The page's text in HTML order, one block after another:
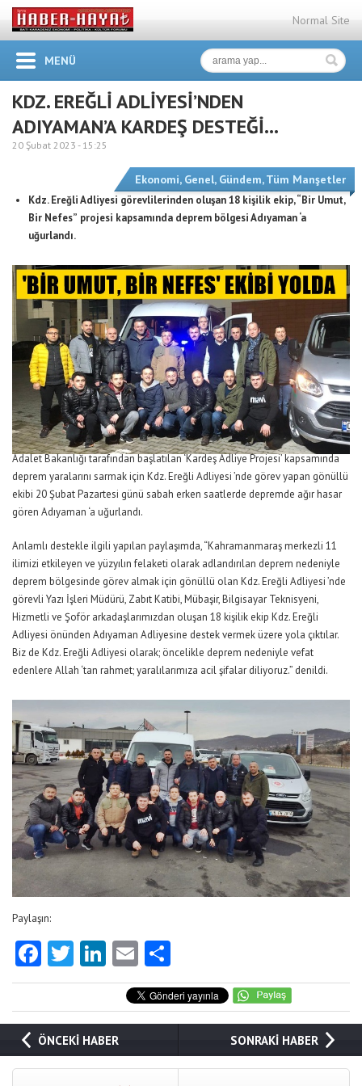
Normal Site
MENÜ
KDZ. EREĞLİ ADLİYESİ’NDEN
ADIYAMAN’A KARDEŞ DESTEĞİ…
20 Şubat 2023 - 15:25
Ekonomi, Genel, Gündem,Tüm Manşetler
Kdz. Ereğli Adliyesi görevlilerinden oluşan 18 kişilik ekip, “Bir Umut,
Bir Nefes” projesi kapsamında deprem bölgesi Adıyaman ‘a
uğurlandı.
Adalet Bakanlığı tarafından başlatılan ‘Kardeş Adliye Projesi’ kapsamında
deprem yaralarını sarmak için Kdz. Ereğli Adliyesi ’nde görev yapan gönüllü
ekibi 20 Şubat Pazartesi günü sabah erken saatlerde depremde ağır hasar
gören Adıyaman ‘a uğurlandı.
Anlamlı destekle ilgili yapılan paylaşımda, “Kahramanmaraş merkezli 11
ilimizi etkileyen ve yüzyılın felaketi olarak adlandırılan deprem nedeniyle
deprem bölgesinde görev almak için gönüllü olan Kdz. Ereğli Adliyesi ’nde
görevli Yazı İşleri Müdürü, Zabıt Katibi, Mübaşir, Bilgisayar Teknisyeni,
Hizmetli ve Şoför arkadaşlarımızdan oluşan 18 kişilik ekip Kdz. Ereğli
Adliyesi önünden Adıyaman Adliyesine destek vermek üzere yola çıktılar.
Biz de Kdz. Ereğli Adliyesi olarak; öncelikle deprem nedeniyle vefat
edenlere Allah ‘tan rahmet; yaralılarımıza acil şifalar diliyoruz.” denildi.
Paylaşın:
Facebook
Twitter
LinkedIn
Email
ÖNCEKİ HABER SONRAKİ HABER